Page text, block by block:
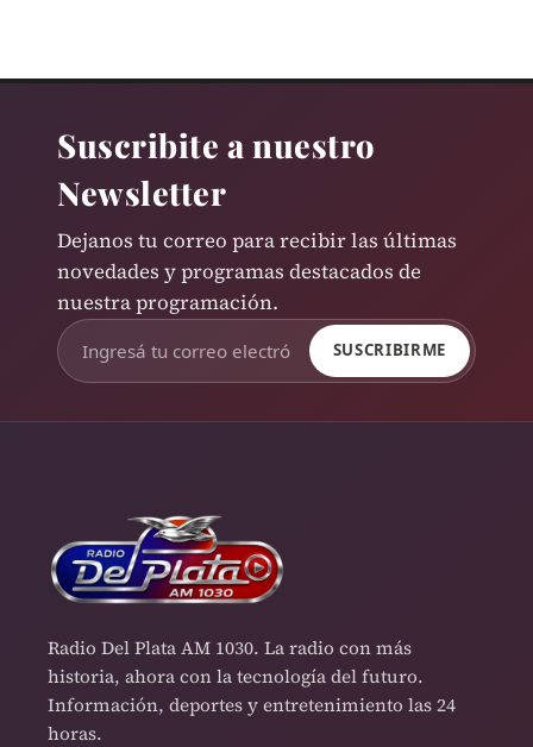
Suscribite a nuestro
Newsletter
Dejanos tu correo para recibir las últimas
novedades y programas destacados de
nuestra programación.
SUSCRIBIRME
Radio Del Plata AM 1030. La radio con más
historia, ahora con la tecnología del futuro.
Información, deportes y entretenimiento las 24
horas.